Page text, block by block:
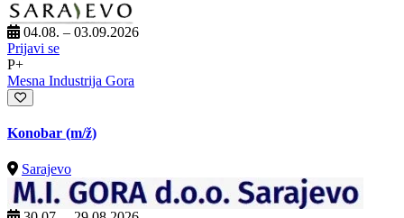
04.08. – 03.09.2026
Prijavi se
P+
Mesna Industrija Gora
Konobar (m/ž)
Sarajevo